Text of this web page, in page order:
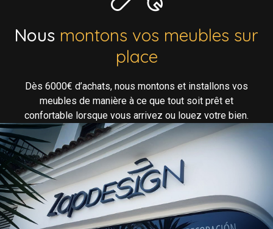
Nous montons vos meubles sur
place
Dès 6000€ d’achats, nous montons et installons vos
meubles de manière à ce que tout soit prêt et
confortable lorsque vous arrivez ou louez votre bien.